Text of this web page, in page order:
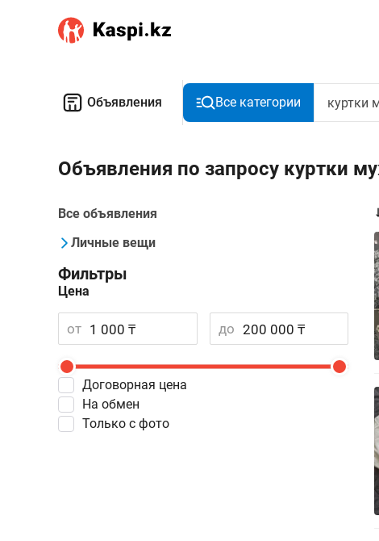
Объявления Все категории
Объявления по запросу куртки
Все объявления
Личные вещи
Фильтры
Цена
от до
Договорная цена
На обмен
Только с фото